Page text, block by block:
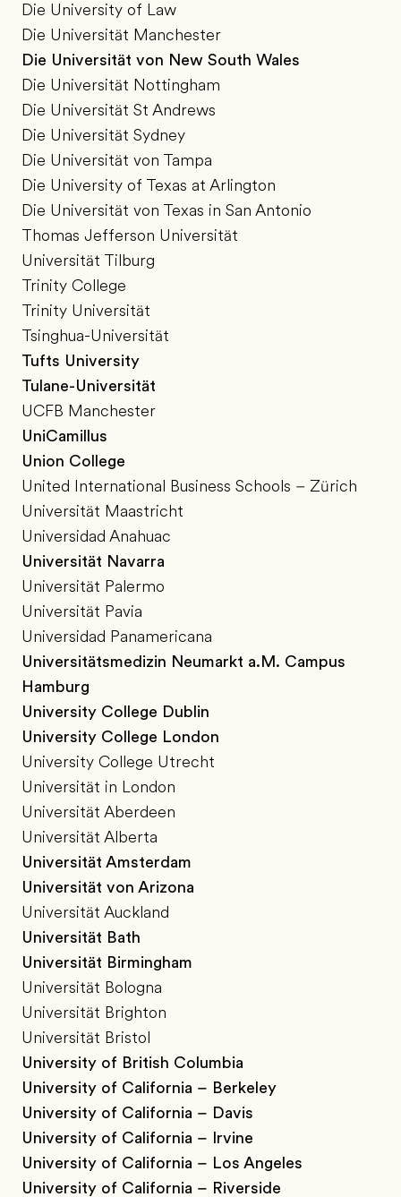
Die University of Law
Die Universität Manchester
Die Universität von New South Wales
Die Universität Nottingham
Die Universität St Andrews
Die Universität Sydney
Die Universität von Tampa
Die University of Texas at Arlington
Die Universität von Texas in San Antonio
Thomas Jefferson Universität
Universität Tilburg
Trinity College
Trinity Universität
Tsinghua-Universität
Tufts University
Tulane-Universität
UCFB Manchester
UniCamillus
Union College
United International Business Schools – Zürich
Universität Maastricht
Universidad Anahuac
Universität Navarra
Universität Palermo
Universität Pavia
Universidad Panamericana
Universitätsmedizin Neumarkt a.M. Campus
Hamburg
University College Dublin
University College London
University College Utrecht
Universität in London
Universität Aberdeen
Universität Alberta
Universität Amsterdam
Universität von Arizona
Universität Auckland
Universität Bath
Universität Birmingham
Universität Bologna
Universität Brighton
Universität Bristol
University of British Columbia
University of California – Berkeley
University of California – Davis
University of California – Irvine
University of California – Los Angeles
University of California – Riverside